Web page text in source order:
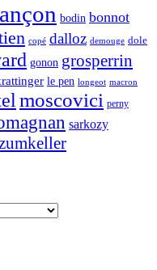
bodin bonnot
copé dalloz demouge dole
gonon grosperrin
le pen longeot macron
moscovici perny
sarkozy